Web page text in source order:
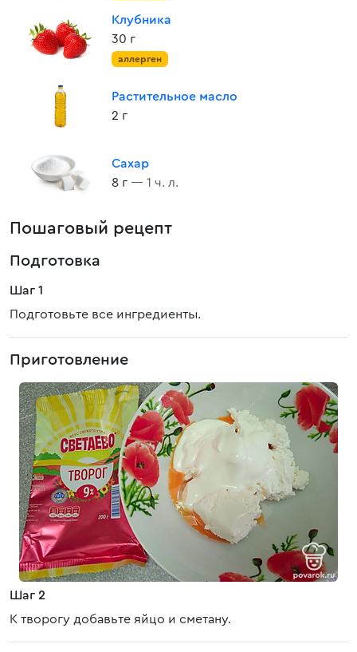
Клубника
30 г
аллерген
Растительное масло
2 г
Сахар
8 г — 1 ч. л.
Пошаговый рецепт
Подготовка
Шаг 1
Подготовьте все ингредиенты.
Приготовление
Шаг 2
К творогу добавьте яйцо и сметану.